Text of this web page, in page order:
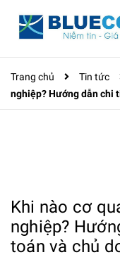
Trang chủ Tin tức
nghiệp? Hướng dẫn chi
Khi nào cơ
nghiệp?
toán và chủ